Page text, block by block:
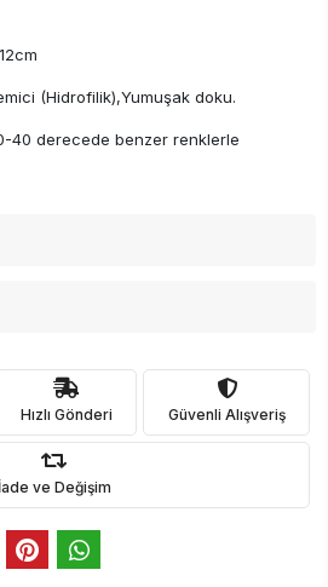
(Hidrofilik),Yumuşak doku.
40 derecede benzer renklerle
Hızlı Gönderi Güvenli Alışveriş
İade ve Değişim